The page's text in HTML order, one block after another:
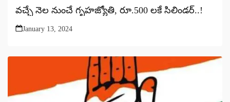
వచ్చే నెల నుంచే గృహజ్యోతి, రూ.500 లకే సిలిండర్..!
January 13, 2024